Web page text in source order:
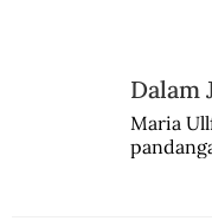
Dalam
Maria